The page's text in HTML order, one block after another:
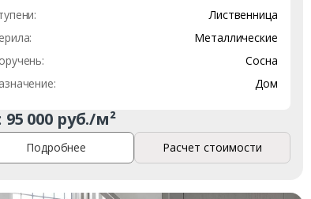
Лиственница
Металлические
Сосна
Дом
95 000 руб./м²
Подробнее Расчет стоимости